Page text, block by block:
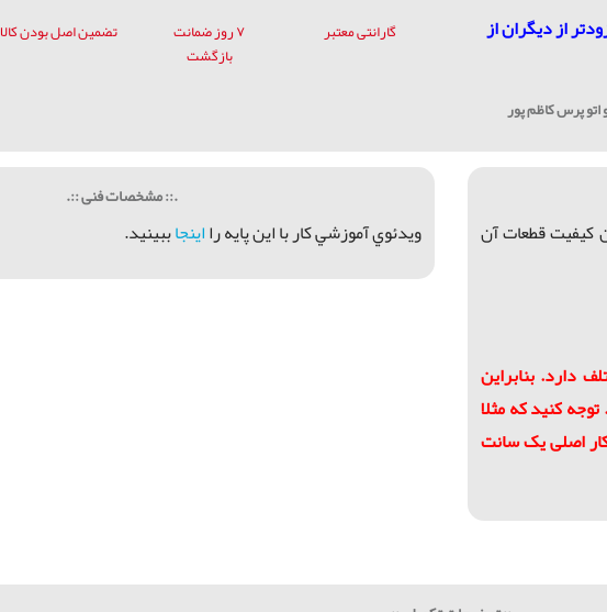
از دیگران از
پرس کاظم پور
گارانتی معتبر
۷ روز ضمانت
بازگشت
تضمین اصل بودن کالا
کیفیت قطعات آن
دارد. بنابراين
کنید که مثلا
با 4 لا تا خوردن پهنای کار اصلی یک سانت
.:: مشخصات فنی ::.
ويدئوي آموزشي كار با اين پايه رااينجاببينيد.